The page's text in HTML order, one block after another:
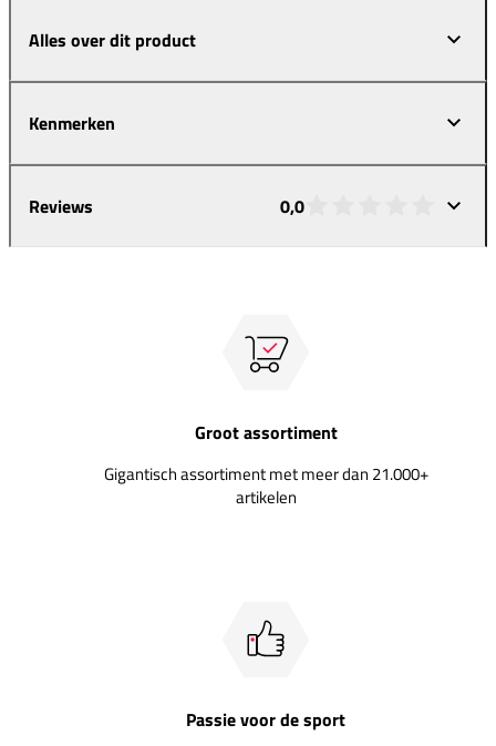
Alles over dit product
Kenmerken
Reviews 0,0
Groot assortiment
Gigantisch assortiment met meer dan 21.000+
artikelen
Passie voor de sport